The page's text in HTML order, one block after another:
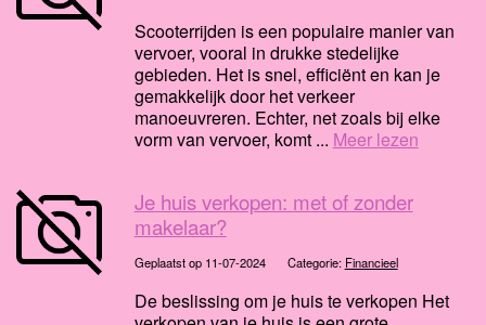
Scooterrijden is een populaire manier van
vervoer, vooral in drukke stedelijke
gebieden. Het is snel, efficiënt en kan je
gemakkelijk door het verkeer
manoeuvreren. Echter, net zoals bij elke
vorm van vervoer, komt ... Meer lezen
Je huis verkopen: met of zonder
makelaar?
Geplaatst op 11-07-2024 Categorie: Financieel
De beslissing om je huis te verkopen Het